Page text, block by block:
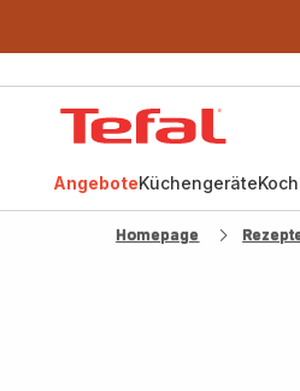
AngeboteKüchengeräte
Homepage